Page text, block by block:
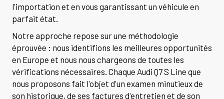
l'importation et en vous garantissant un véhicule en
parfait état.
Notre approche repose sur une méthodologie
éprouvée : nous identifions les meilleures opportunités
en Europe et nous nous chargeons de toutes les
vérifications nécessaires. Chaque Audi Q7 S Line que
nous proposons fait l'objet d'un examen minutieux de
son historique, de ses factures d'entretien et de son